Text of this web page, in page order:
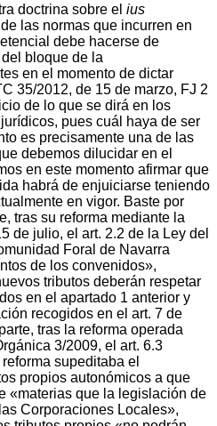
doctrina sobre el ius
las normas que incurren en
debe hacerse de
bloque de la
en el momento de dictar
35/2012, de 15 de marzo, FJ 2
de lo que se dirá en los
pues cuál haya de ser
es precisamente una de las
debemos dilucidar en el
en este momento afirmar que
habrá de enjuiciarse teniendo
en vigor. Baste por
tras su reforma mediante la
de julio, el art. 2.2 de la Ley del
Foral de Navarra
de los convenidos»,
tributos deberán respetar
en el apartado 1 anterior y
recogidos en el art. 7 de
tras la reforma operada
3/2009, el art. 6.3
supeditaba el
propios autonómicos a que
«materias que la legislación de
Corporaciones Locales»,